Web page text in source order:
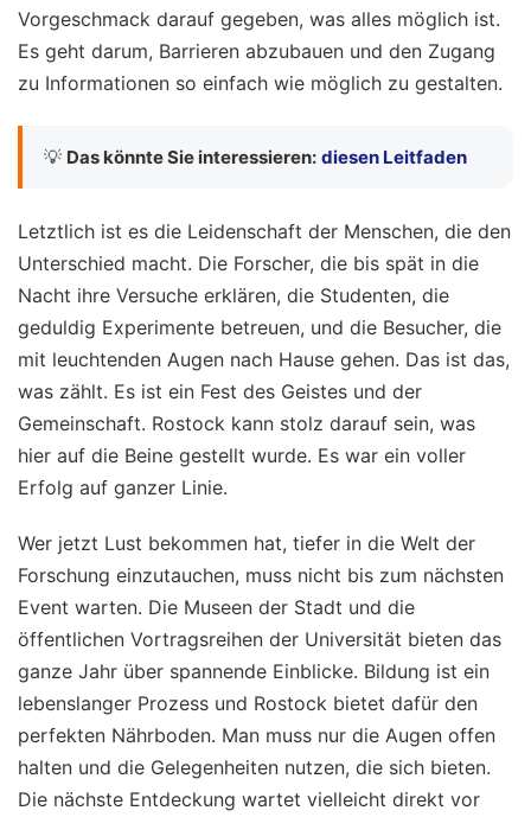
Vorgeschmack darauf gegeben, was alles möglich ist.
Es geht darum, Barrieren abzubauen und den Zugang
zu Informationen so einfach wie möglich zu gestalten.
💡 Das könnte Sie interessieren: diesen Leitfaden
Letztlich ist es die Leidenschaft der Menschen, die den
Unterschied macht. Die Forscher, die bis spät in die
Nacht ihre Versuche erklären, die Studenten, die
geduldig Experimente betreuen, und die Besucher, die
mit leuchtenden Augen nach Hause gehen. Das ist das,
was zählt. Es ist ein Fest des Geistes und der
Gemeinschaft. Rostock kann stolz darauf sein, was
hier auf die Beine gestellt wurde. Es war ein voller
Erfolg auf ganzer Linie.
Wer jetzt Lust bekommen hat, tiefer in die Welt der
Forschung einzutauchen, muss nicht bis zum nächsten
Event warten. Die Museen der Stadt und die
öffentlichen Vortragsreihen der Universität bieten das
ganze Jahr über spannende Einblicke. Bildung ist ein
lebenslanger Prozess und Rostock bietet dafür den
perfekten Nährboden. Man muss nur die Augen offen
halten und die Gelegenheiten nutzen, die sich bieten.
Die nächste Entdeckung wartet vielleicht direkt vor